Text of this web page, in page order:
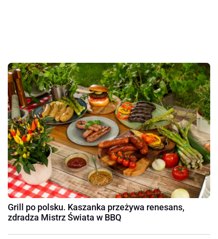
Grill po polsku. Kaszanka przeżywa renesans,
zdradza Mistrz Świata w BBQ